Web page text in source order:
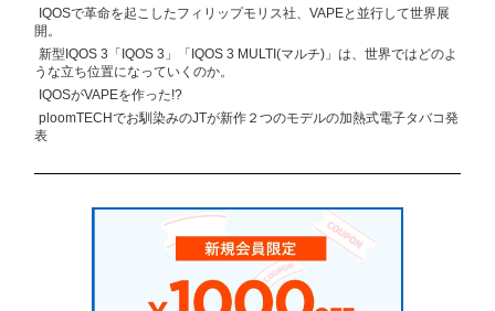
IQOSで革命を起こしたフィリップモリス社、VAPEと並行して世界展
開。
新型IQOS 3「IQOS 3」「IQOS 3 MULTI(マルチ)」は、世界ではどのよ
うな立ち位置になっていくのか。
IQOSがVAPEを作った!?
ploomTECHでお馴染みのJTが新作２つのモデルの加熱式電子タバコ発
表